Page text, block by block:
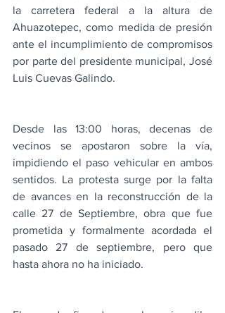
la carretera federal a la altura de
Ahuazotepec, como medida de presión
ante el incumplimiento de compromisos
por parte del presidente municipal, José
Luis Cuevas Galindo.
Desde las 13:00 horas, decenas de
vecinos se apostaron sobre la vía,
impidiendo el paso vehicular en ambos
sentidos. La protesta surge por la falta
de avances en la reconstrucción de la
calle 27 de Septiembre, obra que fue
prometida y formalmente acordada el
pasado 27 de septiembre, pero que
hasta ahora no ha iniciado.